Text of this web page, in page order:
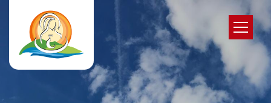
Zum Inhalt springen